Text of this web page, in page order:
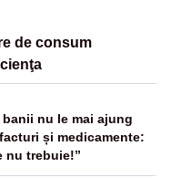
de consum
nu le mai ajung
și medicamente:
nu trebuie!”